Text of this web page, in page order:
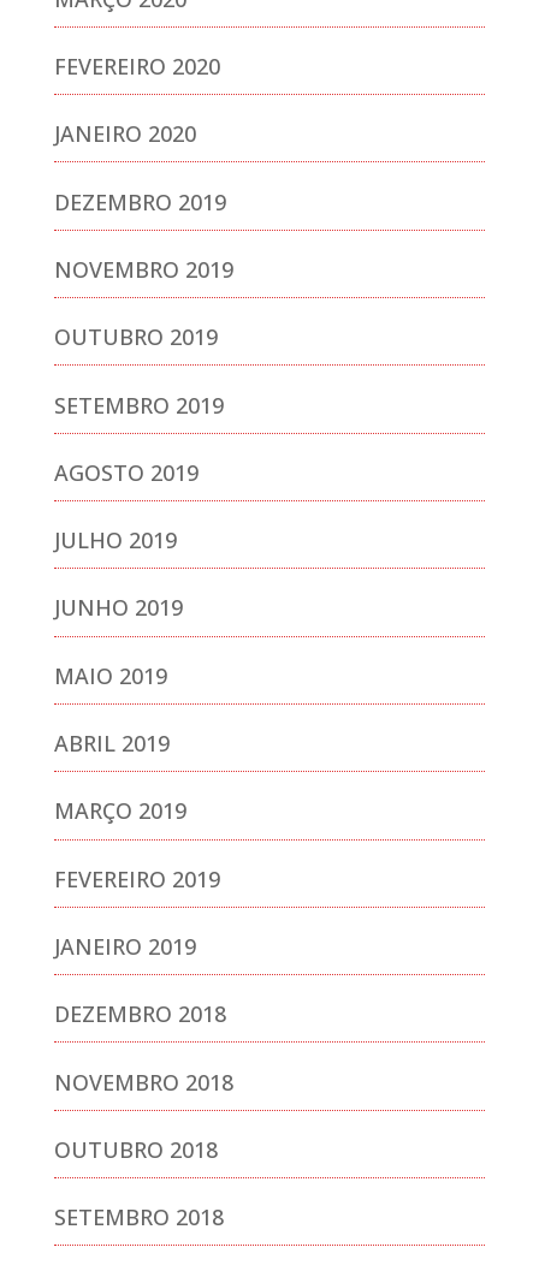
FEVEREIRO 2020
JANEIRO 2020
DEZEMBRO 2019
NOVEMBRO 2019
OUTUBRO 2019
SETEMBRO 2019
AGOSTO 2019
JULHO 2019
JUNHO 2019
MAIO 2019
ABRIL 2019
MARÇO 2019
FEVEREIRO 2019
JANEIRO 2019
DEZEMBRO 2018
NOVEMBRO 2018
OUTUBRO 2018
SETEMBRO 2018